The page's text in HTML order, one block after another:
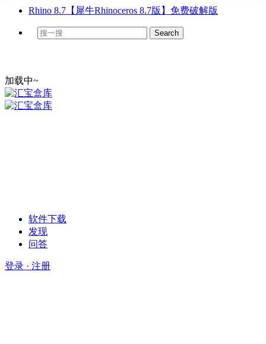
Rhino 8.7【犀牛Rhinoceros 8.7版】免费破解版
加载中~
软件下载
发现
问答
登录 · 注册